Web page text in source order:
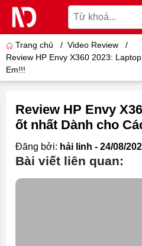
Trang chủ / Video Review
/
Review HP Envy X360 2023:
Em!!!
Review HP Envy
ốt nhất Dành cho
Đăng bởi: hải linh - 24/08/
Bài viết liên quan: